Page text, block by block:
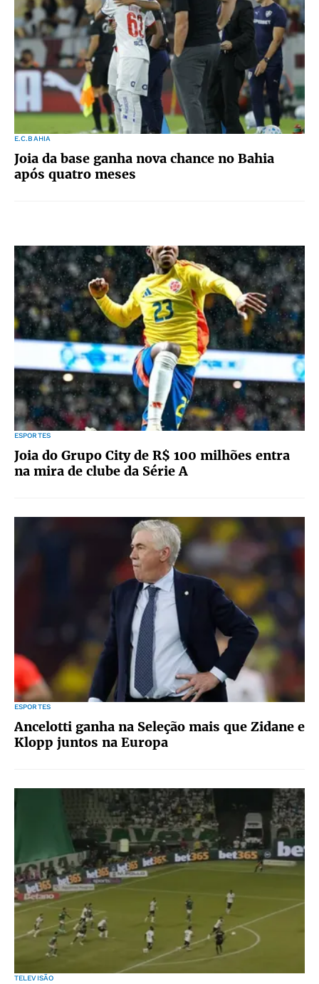
E.C.BAHIA
Joia da base ganha nova chance no Bahia
após quatro meses
ESPORTES
Joia do Grupo City de R$ 100 milhões entra
na mira de clube da Série A
ESPORTES
Ancelotti ganha na Seleção mais que Zidane e
Klopp juntos na Europa
TELEVISÃO